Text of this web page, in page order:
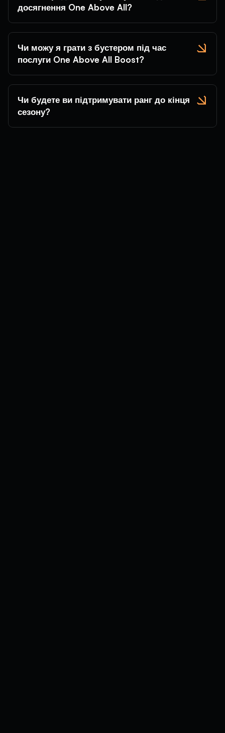
досягнення One Above All?
Чи можу я грати з бустером під час
послуги One Above All Boost?
Чи будете ви підтримувати ранг до кінця
сезону?